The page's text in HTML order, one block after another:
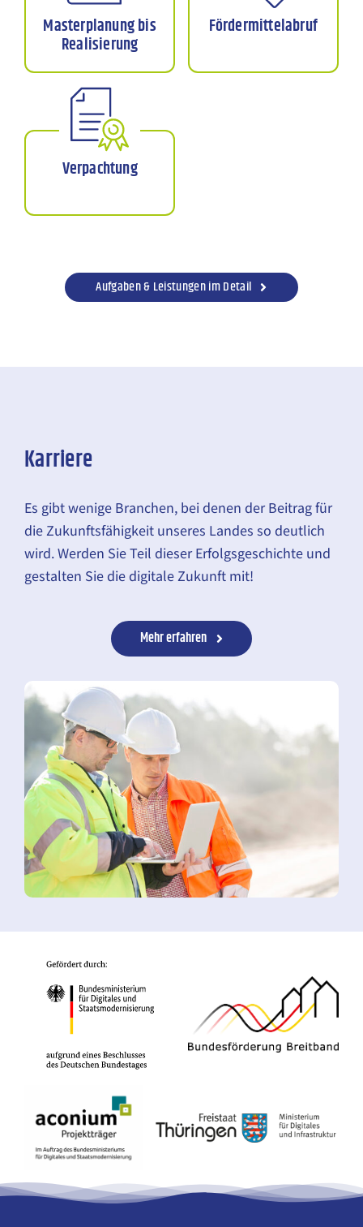
Masterplanung bis
Realisierung
Verpachtung
Fördermittelabruf
Aufgaben & Leistungen im Detail
Karriere
Es gibt wenige Branchen, bei denen der Bei­trag für
die Zukunfts­fähigkeit unseres Landes so deutlich
wird. Werden Sie Teil dieser Erfolgs­geschichte und
ge­stalten Sie die digitale Zukunft mit!
Mehr erfahren